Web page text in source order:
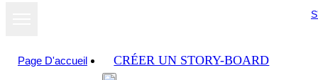
Page D'accueil CRÉER UN STORY-BOARD